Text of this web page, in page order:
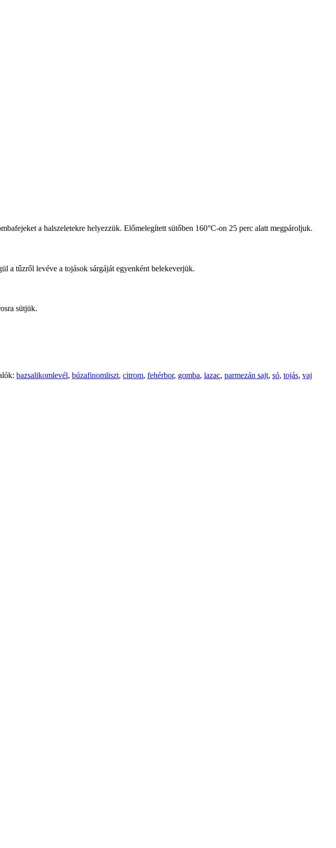
a halszeletekre helyezzük. Előmelegített sütőben 160°C-on 25 perc alatt megpároljuk.
a tűzről levéve a tojások sárgáját egyenként belekeverjük.
sütjük.
bazsalikomlevél, búzafinomliszt, citrom, fehérbor, gomba, lazac, parmezán sajt, só, tojás, vaj